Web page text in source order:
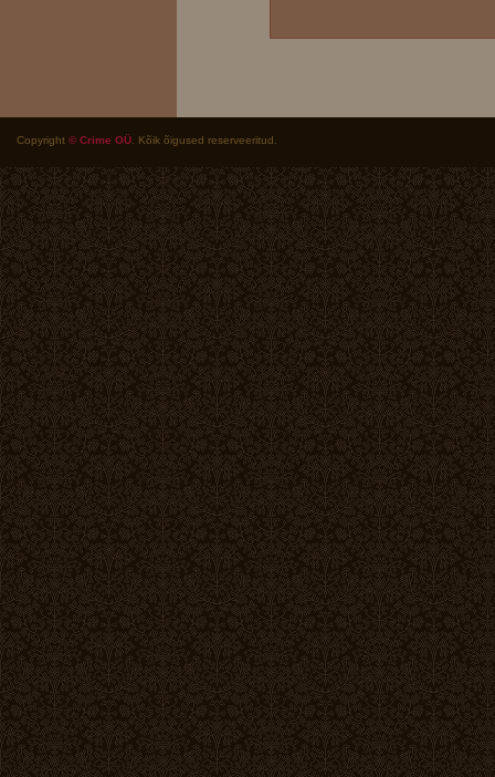
Copyright © Crime OÜ. Kõik õigused reserveeritud.